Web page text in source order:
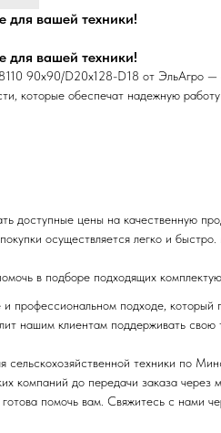
для вашей техники!
для вашей техники!
90х90/D20x128-D18 от ЭльАгро
которые обеспечат надежную
доступные цены на качественную
осуществляется легко и
в подборе подходящих
профессиональном подходе,
нашим клиентам поддерживать
сельскохозяйственной техники по
компаний до передачи заказа
помочь вам. Свяжитесь с нами